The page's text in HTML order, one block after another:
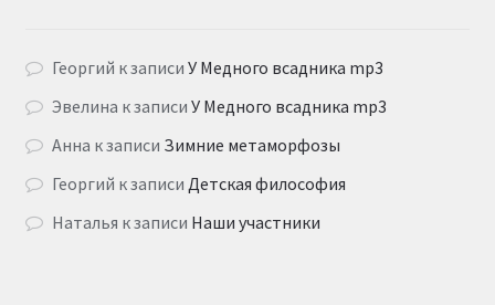
Георгий к записиУ Медного всадника mp3
Эвелина к записиУ Медного всадника mp3
Анна к записи Зимние метаморфозы
Георгий к записи Детская философия
Наталья к записи Наши участники